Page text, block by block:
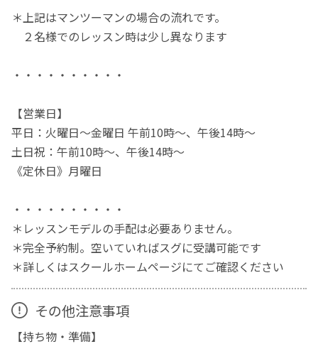
＊上記はマンツーマンの場合の流れです。
２名様でのレッスン時は少し異なります
・・・・・・・・・・
【営業日】
平日：火曜日～金曜日 午前10時～、午後14時～
土日祝：午前10時～、午後14時～
《定休日》月曜日
・・・・・・・・・・
＊レッスンモデルの手配は必要ありません。
＊完全予約制。空いていればスグに受講可能です
＊詳しくはスクールホームページにてご確認ください
その他注意事項
【持ち物・準備】